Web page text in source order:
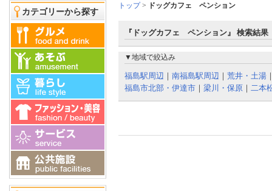
カテゴリーから探す
トップ> ドッグカフェ ペンション
『ドッグカフェ ペンション』 検索結
▼地域で絞込み
福島駅周辺 ｜ 南福島駅周辺 ｜ 荒井・土湯
福島市北部・伊達市 ｜ 梁川・保原 ｜ 二本